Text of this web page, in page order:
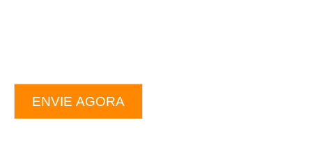
ENVIE AGORA